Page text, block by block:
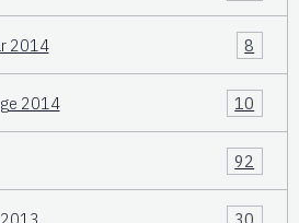
2014 8
2014 10
92
30